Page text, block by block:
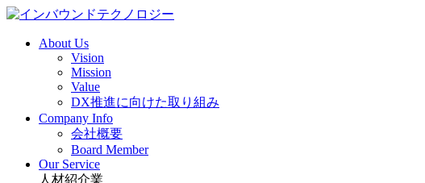
About Us
Vision
Mission
Value
DX推進に向けた取り組み
Company Info
会社概要
Board Member
Our Service
人材紹介業